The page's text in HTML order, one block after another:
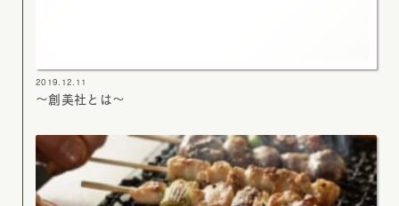
2019.12.11
～創美社とは～